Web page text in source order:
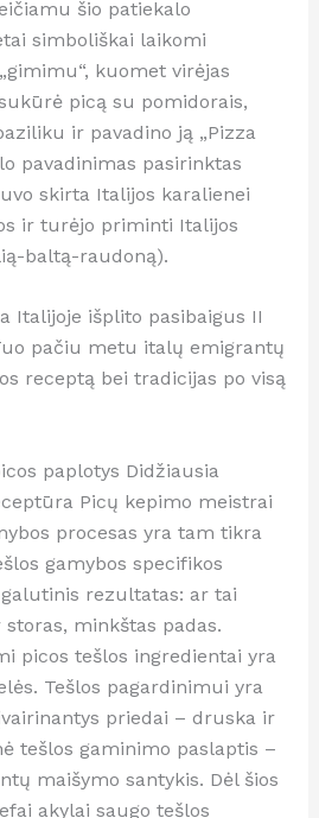
šio patiekalo
simboliškai laikomi
kuomet virėjas
picą su pomidorais,
ir pavadino ją „Pizza
pavadinimas pasirinktas
skirta Italijos karalienei
ir turėjo priminti Italijos
baltą-raudoną).
Italijoje išplito pasibaigus II
pačiu metu italų emigrantų
receptą bei tradicijas po visą
paplotys Didžiausia
Picų kepimo meistrai
procesas yra tam tikra
gamybos specifikos
rezultatas: ar tai
minkštas padas.
picos tešlos ingredientai yra
Tešlos pagardinimui yra
priedai – druska ir
tešlos gaminimo paslaptis –
maišymo santykis. Dėl šios
akylai saugo tešlos